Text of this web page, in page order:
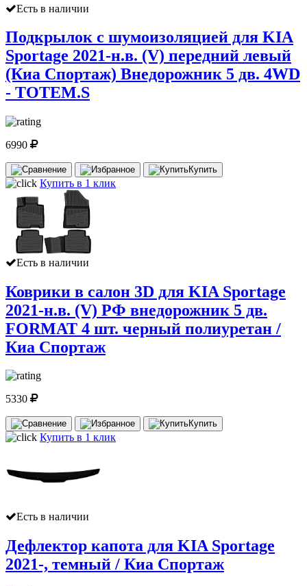
Есть в наличии
Подкрылок с шумоизоляцией для KIA
Sportage 2021-н.в. (V) передний левый
(Киа Спортаж) Внедорожник 5 дв. 4WD
- TOTEM.S
6990
Купить
Купить в 1 клик
Есть в наличии
Коврики в салон 3D для KIA Sportage
2021-н.в. (V) РФ внедорожник 5 дв.
FORMAT 4 шт. черный полиуретан /
Киа Спортаж
5330
Купить
Купить в 1 клик
Есть в наличии
Дефлектор капота для KIA Sportage
2021-, темный / Киа Спортаж